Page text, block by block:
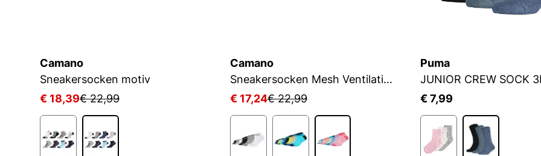
Camano
Sneakersocken motiv
€ 18,39€ 22,99
Camano
Sneakersocken Mesh Ventilation
€ 17,24€ 22,99
Puma
JUNIOR CREW SOCK
€ 7,99